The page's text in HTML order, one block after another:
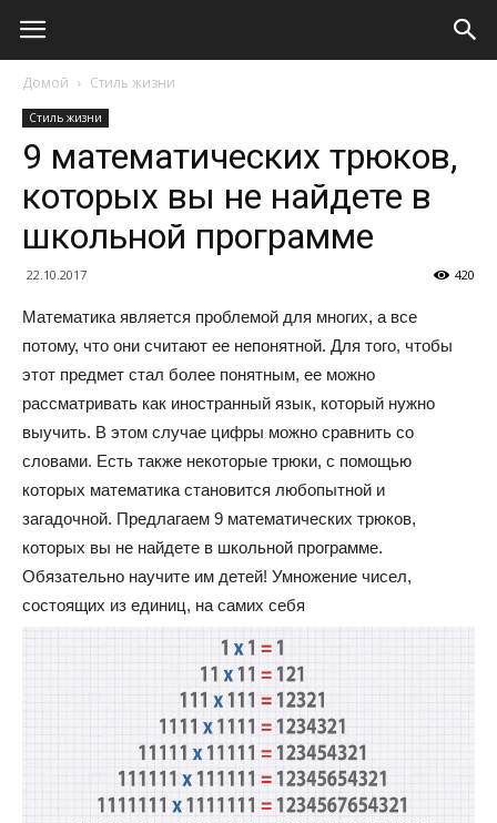
Домой Стиль жизни
Стиль жизни
9 математических трюков,
которых вы не найдете в
школьной программе
22.10.2017 420
Математика является проблемой для многих, а все
потому, что они считают ее непонятной. Для того, чтобы
этот предмет стал более понятным, ее можно
рассматривать как иностранный язык, который нужно
выучить. В этом случае цифры можно сравнить со
словами. Есть также некоторые трюки, с помощью
которых математика становится любопытной и
загадочной. Предлагаем 9 математических трюков,
которых вы не найдете в школьной программе.
Обязательно научите им детей! Умножение чисел,
состоящих из единиц, на самих себя